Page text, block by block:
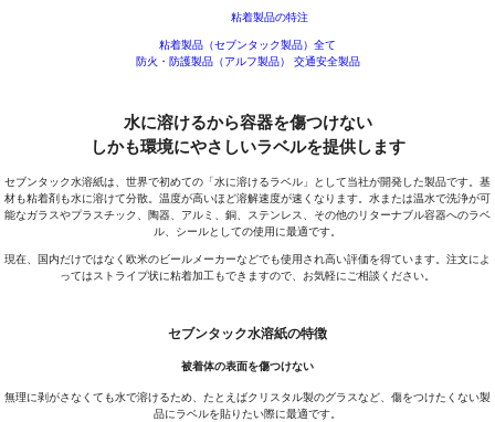
粘着製品の特注
粘着製品（セブンタック製品）全て
防火・防護製品（アルフ製品） 交通安全製品
水に溶けるから容器を傷つけない
しかも環境にやさしいラベルを提供します
セブンタック水溶紙は、世界で初めての「水に溶けるラベル」として当社が開発した製品です。基
材も粘着剤も水に溶けて分散。温度が高いほど溶解速度が速くなります。水または温水で洗浄が可
能なガラスやプラスチック、陶器、アルミ、銅、ステンレス、その他のリターナブル容器へのラベ
ル、シールとしての使用に最適です。
現在、国内だけではなく欧米のビールメーカーなどでも使用され高い評価を得ています。注文によ
ってはストライプ状に粘着加工もできますので、お気軽にご相談ください。
セブンタック水溶紙の特徴
被着体の表面を傷つけない
無理に剥がさなくても水で溶けるため、たとえばクリスタル製のグラスなど、傷をつけたくない製
品にラベルを貼りたい際に最適です。